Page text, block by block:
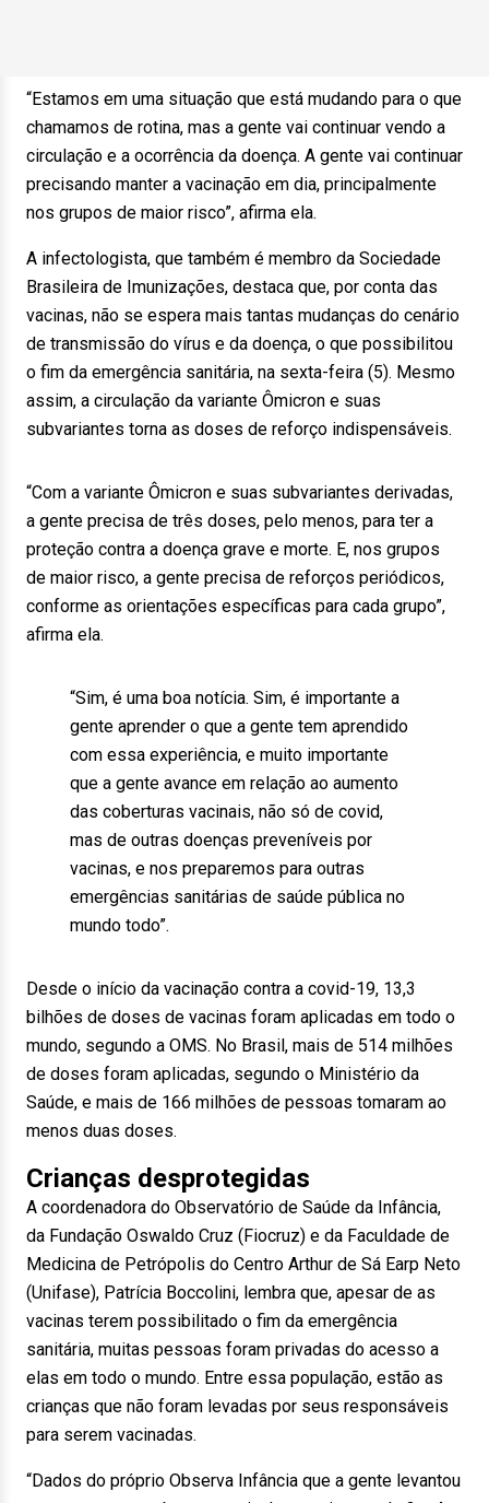
“Estamos em uma situação que está mudando para o que
chamamos de rotina, mas a gente vai continuar vendo a
circulação e a ocorrência da doença. A gente vai continuar
precisando manter a vacinação em dia, principalmente
nos grupos de maior risco”, afirma ela.
A infectologista, que também é membro da Sociedade
Brasileira de Imunizações, destaca que, por conta das
vacinas, não se espera mais tantas mudanças do cenário
de transmissão do vírus e da doença, o que possibilitou
o fim da emergência sanitária, na sexta-feira (5). Mesmo
assim, a circulação da variante Ômicron e suas
subvariantes torna as doses de reforço indispensáveis.
“Com a variante Ômicron e suas subvariantes derivadas,
a gente precisa de três doses, pelo menos, para ter a
proteção contra a doença grave e morte. E, nos grupos
de maior risco, a gente precisa de reforços periódicos,
conforme as orientações específicas para cada grupo”,
afirma ela.
“Sim, é uma boa notícia. Sim, é importante a
gente aprender o que a gente tem aprendido
com essa experiência, e muito importante
que a gente avance em relação ao aumento
das coberturas vacinais, não só de covid,
mas de outras doenças preveníveis por
vacinas, e nos preparemos para outras
emergências sanitárias de saúde pública no
mundo todo”.
Desde o início da vacinação contra a covid-19, 13,3
bilhões de doses de vacinas foram aplicadas em todo o
mundo, segundo a OMS. No Brasil, mais de 514 milhões
de doses foram aplicadas, segundo o Ministério da
Saúde, e mais de 166 milhões de pessoas tomaram ao
menos duas doses.
Crianças desprotegidas
A coordenadora do Observatório de Saúde da Infância,
da Fundação Oswaldo Cruz (Fiocruz) e da Faculdade de
Medicina de Petrópolis do Centro Arthur de Sá Earp Neto
(Unifase), Patrícia Boccolini, lembra que, apesar de as
vacinas terem possibilitado o fim da emergência
sanitária, muitas pessoas foram privadas do acesso a
elas em todo o mundo. Entre essa população, estão as
crianças que não foram levadas por seus responsáveis
para serem vacinadas.
“Dados do próprio Observa Infância que a gente levantou